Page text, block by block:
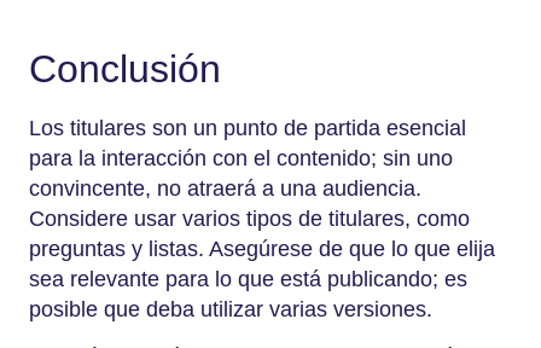
Conclusión
Los titulares son un punto de partida esencial
para la interacción con el contenido; sin uno
convincente, no atraerá a una audiencia.
Considere usar varios tipos de titulares, como
preguntas y listas. Asegúrese de que lo que elija
sea relevante para lo que está publicando; es
posible que deba utilizar varias versiones.